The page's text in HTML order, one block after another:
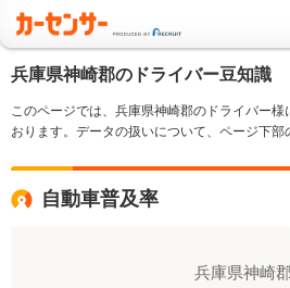
兵庫県神崎郡のドライバー豆知識
このページでは、兵庫県神崎郡のドライバー
おります。データの扱いについて、ページ下部
自動車普及率
兵庫県神崎郡